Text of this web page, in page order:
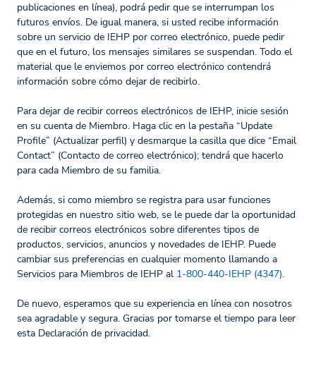
publicaciones en línea), podrá pedir que se interrumpan los
futuros envíos. De igual manera, si usted recibe información
sobre un servicio de IEHP por correo electrónico, puede pedir
que en el futuro, los mensajes similares se suspendan. Todo el
material que le enviemos por correo electrónico contendrá
información sobre cómo dejar de recibirlo.
Para dejar de recibir correos electrónicos de IEHP, inicie sesión
en su cuenta de Miembro. Haga clic en la pestaña “Update
Profile” (Actualizar perfil) y desmarque la casilla que dice “Email
Contact” (Contacto de correo electrónico); tendrá que hacerlo
para cada Miembro de su familia.
Además, si como miembro se registra para usar funciones
protegidas en nuestro sitio web, se le puede dar la oportunidad
de recibir correos electrónicos sobre diferentes tipos de
productos, servicios, anuncios y novedades de IEHP. Puede
cambiar sus preferencias en cualquier momento llamando a
Servicios para Miembros de IEHP al 1-800-440-IEHP (4347).
De nuevo, esperamos que su experiencia en línea con nosotros
sea agradable y segura. Gracias por tomarse el tiempo para leer
esta Declaración de privacidad.